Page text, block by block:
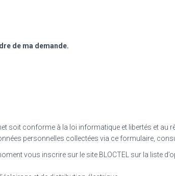
de ma demande.
soit conforme à la loi informatique et libertés et au
personnelles collectées via ce formulaire,
vous inscrire sur le site BLOCTEL sur la liste